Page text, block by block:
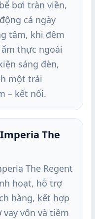
bơi tràn viền,
cả ngày
tâm, khi đêm
thực ngoài
sáng đèn,
một trải
– kết nối.
The
The Regent
hoạt, hỗ trợ
hàng, kết hợp
vốn và tiềm